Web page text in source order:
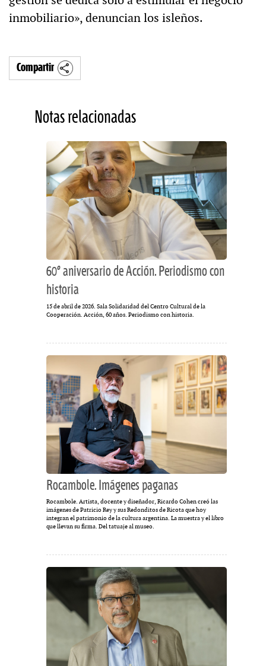
inmobiliario», denuncian los isleños.
Compartir
Notas relacionadas
60º aniversario de Acción. Periodismo con
historia
15 de abril de 2026. Sala Solidaridad del Centro Cultural de la
Cooperación. Acción, 60 años. Periodismo con historia.
Rocambole. Imágenes paganas
Rocambole. Artista, docente y diseñador, Ricardo Cohen creó las
imágenes de Patricio Rey y sus Redonditos de Ricota que hoy
integran el patrimonio de la cultura argentina. La muestra y el libro
que llevan su firma. Del tatuaje al museo.